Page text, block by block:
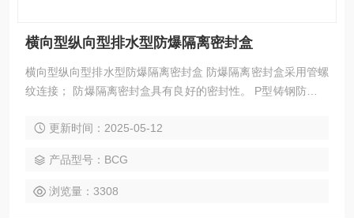
横向型纵向型排水型防爆隔离密封盒
横向型纵向型排水型防爆隔离密封盒 防爆隔离密封盒采用管螺
纹连接； 防爆隔离密封盒具有良好的密封性。 P型铸钢防爆密
防爆密封盒|密封盒|F排水型防爆隔离密封盒|H横向型防爆密封
更新时间：2025-05-12
产品型号：BCG
浏览量：3308